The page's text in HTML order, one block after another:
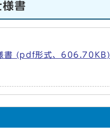
様書
書 (pdf形式、606.70KB)